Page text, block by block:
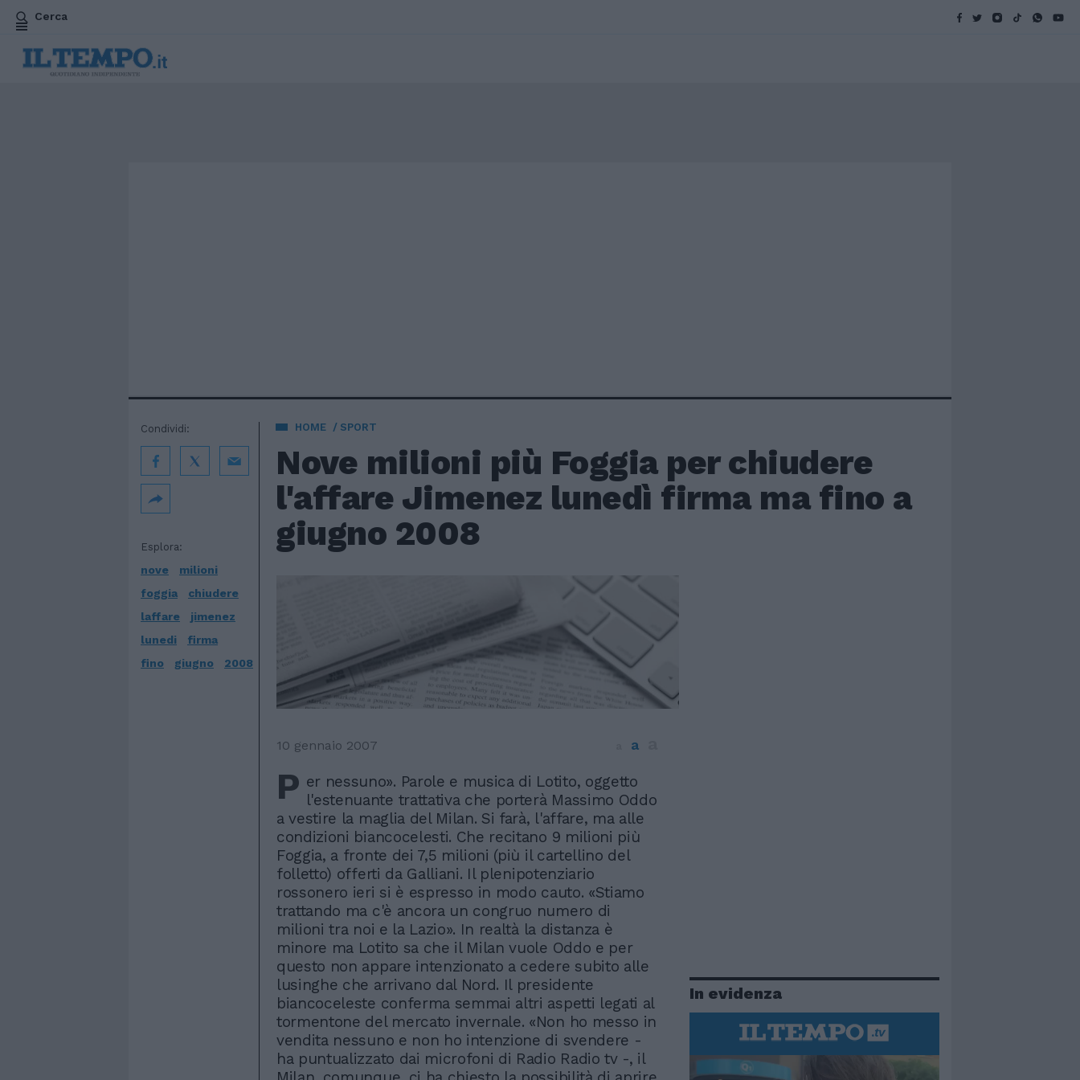
Cerca
HOME SPORT
Nove milioni più Foggia per chiudere
l'affare Jimenez lunedì firma ma fino a
giugno 2008
Esplora:
nove
milioni
foggia
chiudere
laffare
jimenez
lunedi
firma
fino
giugno 2008
Condividi:
10 gennaio 2007 a
P er nessuno». Parole e musica di Lotito, oggetto
l'estenuante trattativa che porterà Massimo Oddo
a vestire la maglia del Milan. Si farà, l'affare, ma alle
condizioni biancocelesti. Che recitano 9 milioni più
Foggia, a fronte dei 7,5 milioni (più il cartellino del
folletto) offerti da Galliani. Il plenipotenziario
rossonero ieri si è espresso in modo cauto. «Stiamo
trattando ma c'è ancora un congruo numero di
milioni tra noi e la Lazio». In realtà la distanza è
minore ma Lotito sa che il Milan vuole Oddo e per
questo non appare intenzionato a cedere subito alle
lusinghe che arrivano dal Nord. Il presidente
biancoceleste conferma semmai altri aspetti legati al
tormentone del mercato invernale. «Non ho messo in
vendita nessuno e non ho intenzione di svendere -
ha puntualizzato dai microfoni di Radio Radio tv -, il
In evidenza